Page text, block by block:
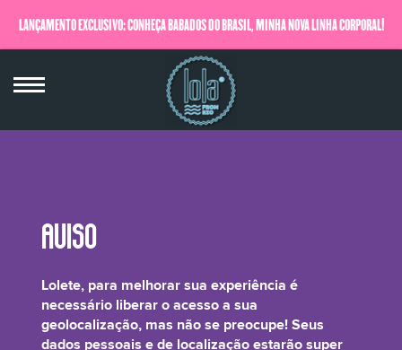
LANÇAMENTO EXCLUSIVO: CONHEÇA BABADOS DO BRASIL, MINHA NOVA LINHA CORPORAL!
QUERO SABER MAIS
Phenoxyethanol (and) Caprylyl Glycol |
Fragrance/ Parfum, Hydroxycitronellal, d-
Limonene, Linalool
Lolete, para melhorar sua experiência é
necessário liberar o acesso a sua
geolocalização, mas não se preocupe! Seus
dados pessoais e de localização estarão super